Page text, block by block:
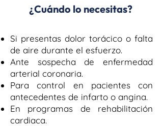
¿Cuándo lo necesitas?
Si presentas dolor torácico o falta
de aire durante el esfuerzo.
Ante sospecha de enfermedad
arterial coronaria.
Para control en pacientes con
antecedentes de infarto o angina.
En programas de rehabilitación
cardiaca.